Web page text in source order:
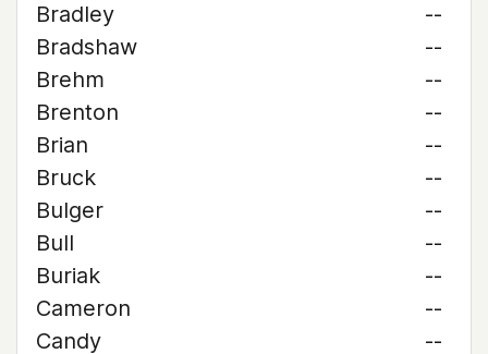
Bradley
--
Bradshaw
--
Brehm
--
Brenton
--
Brian
--
Bruck
--
Bulger
--
Bull
--
Buriak
--
Cameron
--
Candy
--